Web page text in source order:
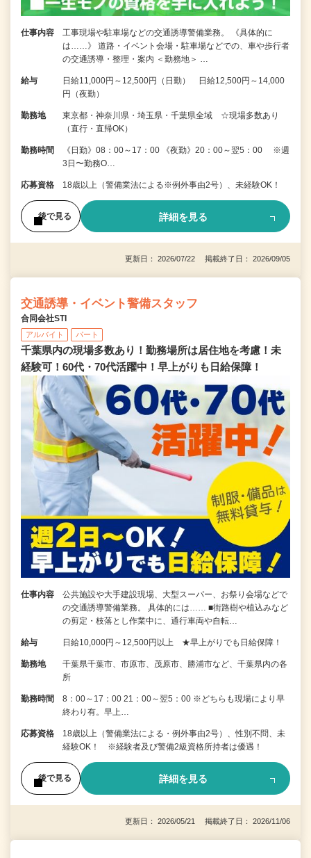
仕事内容
工事現場や駐車場などの交通誘導警備業務。 《具体的に
は……》 道路・イベント会場・駐車場などでの、車や歩行者
の交通誘導・整理・案内 ＜勤務地＞ …
給与
日給11,000円～12,500円（日勤） 日給12,500円～14,000
円（夜勤）
勤務地
東京都・神奈川県・埼玉県・千葉県全域 ☆現場多数あり
（直行・直帰OK）
勤務時間
《日勤》08：00～17：00 《夜勤》20：00～翌5：00 ※週
3日〜勤務O…
応募資格 18歳以上（警備業法による※例外事由2号）、未経験OK！
後で見る 詳細を見る
更新日： 2026/07/22 掲載終了日： 2026/09/05
交通誘導・イベント警備スタッフ
合同会社STI
アルバイト パート
千葉県内の現場多数あり！勤務場所は居住地を考慮！未
経験可！60代・70代活躍中！早上がりも日給保障！
仕事内容
公共施設や大手建設現場、大型スーパー、お祭り会場などで
の交通誘導警備業務。 具体的には…… ■街路樹や植込みなど
の剪定・枝落とし作業中に、通行車両や自転…
給与 日給10,000円～12,500円以上 ★早上がりでも日給保障！
勤務地
千葉県千葉市、市原市、茂原市、勝浦市など、千葉県内の各
所
勤務時間
8：00～17：00 21：00～翌5：00 ※どちらも現場により早
終わり有。早上…
応募資格
18歳以上（警備業法による・例外事由2号）、性別不問、未
経験OK！ ※経験者及び警備2級資格所持者は優遇！
後で見る 詳細を見る
更新日： 2026/05/21 掲載終了日： 2026/11/06